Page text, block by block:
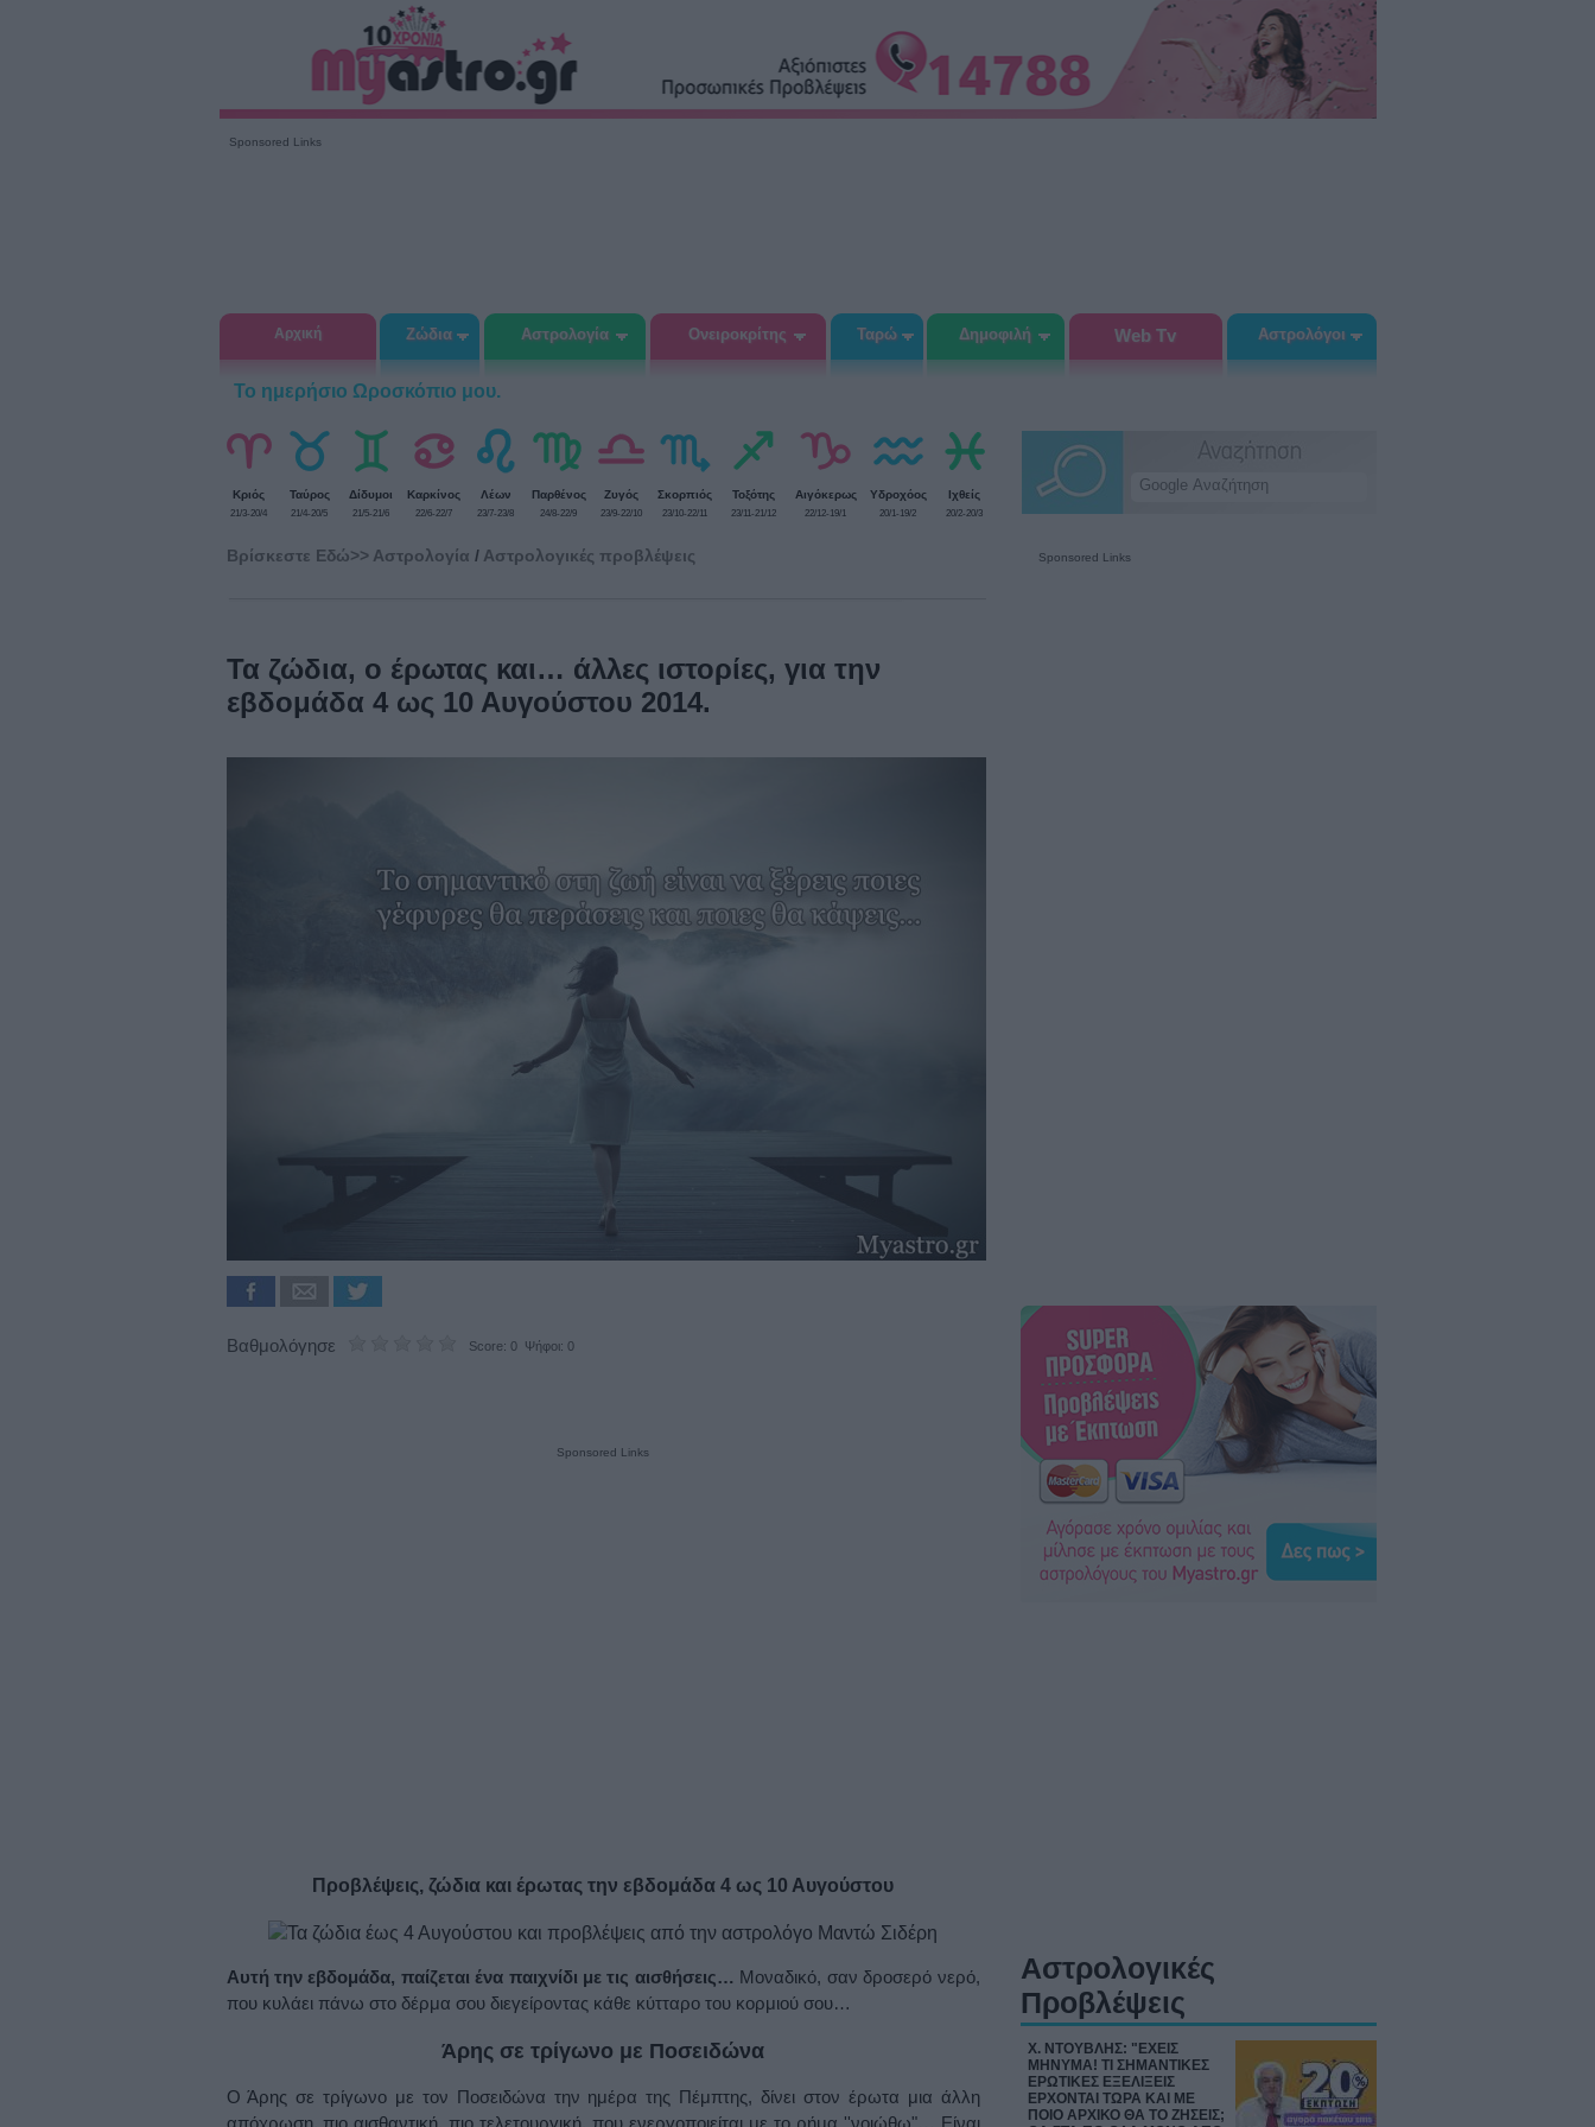
Sponsored Links
Αρχική Ζώδια Αστρολογία Ονειροκρίτης Ταρώ Δημοφιλή Web Tv Αστρολόγοι
Το ημερήσιο Ωροσκόπιο μου.
Κριός
21/3-20/4
Ταύρος
21/4-20/5
Δίδυμοι
21/5-21/6
Καρκίνος
22/6-22/7
Λέων
23/7-23/8
Παρθένος
24/8-22/9
Ζυγός
23/9-22/10
Σκορπιός
23/10-22/11
Τοξότης
23/11-21/12
Αιγόκερως
22/12-19/1
Υδροχόος
20/1-19/2
Ιχθείς
20/2-20/3
Βρίσκεστε Eδώ>> Αστρολογία / Αστρολογικές προβλέψεις
Τα ζώδια, ο έρωτας και… άλλες ιστορίες, για την
εβδομάδα 4 ως 10 Αυγούστου 2014.
Βαθμολόγησε Score: 0 Ψήφοι: 0
Sponsored Links
Προβλέψεις, ζώδια και έρωτας την εβδομάδα 4 ως 10 Αυγούστου
Αυτή την εβδομάδα, παίζεται ένα παιχνίδι με τις αισθήσεις… Μοναδικό, σαν δροσερό νερό,
που κυλάει πάνω στο δέρμα σου διεγείροντας κάθε κύτταρο του κορμιού σου…
Άρης σε τρίγωνο με Ποσειδώνα
Ο Άρης σε τρίγωνο με τον Ποσειδώνα την ημέρα της Πέμπτης, δίνει στον έρωτα μια άλλη
Sponsored Links
Αστρολογικές
Προβλέψεις
Χ. ΝΤΟΥΒΛΗΣ: "ΕΧΕΙΣ
ΜΗΝΥΜΑ! ΤΙ ΣΗΜΑΝΤΙΚΕΣ
ΕΡΩΤΙΚΕΣ ΕΞΕΛΙΞΕΙΣ
ΕΡΧΟΝΤΑΙ ΤΩΡΑ ΚΑΙ ΜΕ
ΠΟΙΟ ΑΡΧΙΚΟ ΘΑ ΤΟ ΖΗΣΕΙΣ;